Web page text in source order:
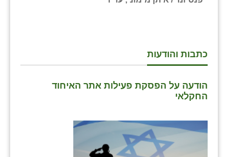
כתבות והודעות
הודעה על הפסקת פעילות אתר האיחוד
החקלאי